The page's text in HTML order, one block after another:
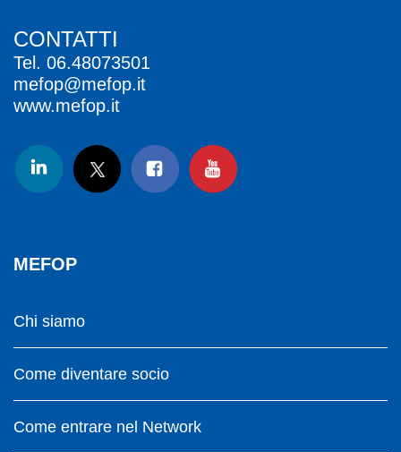
CONTATTI
Tel. 06.48073501
mefop@mefop.it
www.mefop.it
MEFOP
Chi siamo
Come diventare socio
Come entrare nel Network